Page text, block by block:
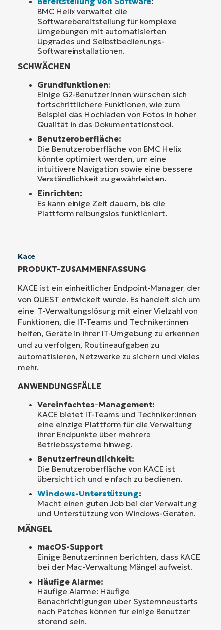
BMC Helix verwaltet die
Softwarebereitstellung für komplexe
Umgebungen mit automatisierten
Upgrades und Selbstbedienungs-
Softwareinstallationen.
SCHWÄCHEN
Grundfunktionen:
Einige G2-Benutzer:innen wünschen sich
fortschrittlichere Funktionen, wie zum
Beispiel das Hochladen von Fotos in hoher
Qualität in das Dokumentationstool.
Benutzeroberfläche:
Die Benutzeroberfläche von BMC Helix
könnte optimiert werden, um eine
intuitivere Navigation sowie eine bessere
Verständlichkeit zu gewährleisten.
Einrichten:
Es kann einige Zeit dauern, bis die
Plattform reibungslos funktioniert.
Kace
PRODUKT-ZUSAMMENFASSUNG
KACE ist ein einheitlicher Endpoint-Manager, der
von QUEST entwickelt wurde. Es handelt sich um
eine IT-Verwaltungslösung mit einer Vielzahl von
Funktionen, die IT-Teams und Techniker:innen
helfen, Geräte in ihrer IT-Umgebung zu erkennen
und zu verfolgen, Routineaufgaben zu
automatisieren, Netzwerke zu sichern und vieles
mehr.
ANWENDUNGSFÄLLE
Vereinfachtes-Management:
KACE bietet IT-Teams und Techniker:innen
eine einzige Plattform für die Verwaltung
ihrer Endpunkte über mehrere
Betriebssysteme hinweg.
Benutzerfreundlichkeit:
Die Benutzeroberfläche von KACE ist
übersichtlich und einfach zu bedienen.
Windows-Unterstützung:
Macht einen guten Job bei der Verwaltung
und Unterstützung von Windows-Geräten.
MÄNGEL
macOS-Support
Einige Benutzer:innen berichten, dass KACE
bei der Mac-Verwaltung Mängel aufweist.
Häufige Alarme:
Häufige Alarme: Häufige
Benachrichtigungen über Systemneustarts
nach Patches können für einige Benutzer
störend sein.